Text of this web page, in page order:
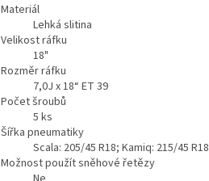
Materiál
Lehká slitina
Velikost ráfku
18"
Rozměr ráfku
7,0J x 18“ ET 39
Počet šroubů
5 ks
Šířka pneumatiky
Scala: 205/45 R18; Kamiq: 215/45 R18
Možnost použít sněhové řetězy